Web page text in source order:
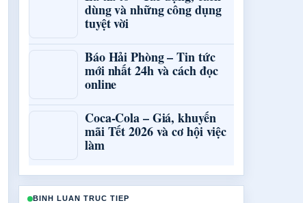
dùng và những công dụng
tuyệt vời
Báo Hải Phòng – Tin tức
mới nhất 24h và cách đọc
online
Coca-Cola – Giá, khuyến
mãi Tết 2026 và cơ hội việc
làm
BINH LUAN TRUC TIEP